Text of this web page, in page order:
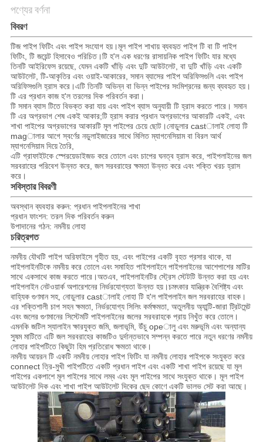
পণ্যের বর্ণনা
বিবরণ
টিজ পাইপ ফিটিং এবং পাইপ সংযোগ হয়।মূল পাইপ শাখায় ব্যবহৃত পাইপ টি বা টি পাইপ
ফিটিং, টি জয়েন্ট হিসাবেও পরিচিত।টি হ'ল এক ধরণের রাসায়নিক পাইপ ফিটিং যার মধ্যে
তিনটি আইরিফেস রয়েছে, যেমন একটি খাঁড়ি এবং দুটি আউটলেট, বা দুটি খাঁড়ি এবং একটি
আউটলেট, টি-আকৃতির এবং ওয়াই-আকারের, সমান ব্যাসের পাইপ অরিফিসগুলি এবং পাইপ
অরিফিসগুলি হ্রাস করে।এটি তিনটি অভিন্ন বা ভিন্ন পাইপের সংমিশ্রনের জন্য ব্যবহৃত হয়।
টি এর প্রধান কাজ হ'ল তরলের দিক পরিবর্তন করা।
টি সমান ব্যাস টিতে বিভক্ত করা যায় এবং পাইপ ব্যাস অনুযায়ী টি হ্রাস করতে পারে। সমান
টি এর অগ্রভাগ শেষ একই আকার;টি হ্রাস করার প্রধান অগ্রভাগের আকারটি একই, এবং
শাখা পাইপের অগ্রভাগের আকারটি মূল পাইপের চেয়ে ছোট।নোডুলার castালাই লোহা টি
magালার আগে স্বর্ণের নডুলাইজারের সাথে মিলিত ম্যাগনেসিয়াম বা বিরল আর্থ
ম্যাগনেসিয়াম দিয়ে তৈরি,
এটি গ্রাফাইটকে স্পেরয়েডাইজড করে তোলে এবং চাপের ঘনত্ব হ্রাস করে, পাইপলাইনের জল
সরবরাহের পরিবেশ উন্নত করে, জল সরবরাহের ক্ষমতা উন্নত করে এবং শক্তি খরচ হ্রাস
করে।
সবিস্তার বিবরণী
অবস্থান ব্যবহার করুন: প্রধান পাইপলাইনের শাখা
প্রধান ফাংশন: তরল দিক পরিবর্তন করুন
উপাদানের গঠন: নমনীয় লোহা
চরিত্রগত
নমনীয় যৌথটি পাইপ অরিফাইসে গৃহীত হয়, এবং পাইপের একটি বৃহত প্রসার থাকে, যা
পাইপলাইনটিকে নমনীয় করে তোলে এবং সমাহিত পাইপলাইনে পাইপলাইনের আশেপাশের মাটির
সাথে একসাথে কাজ করতে পারে।অতএব, পাইপলাইনটির স্ট্রেস স্টেটটি উন্নত করা হয় এবং
পাইপলাইন নেটওয়ার্ক অপারেশনের নির্ভরযোগ্যতা উন্নত হয়।চমৎকার যান্ত্রিক বৈশিষ্ট্য এবং
বাহ্যিক গুণমান সহ, নোডুলার castালাই লোহা টি হ'ল পাইপলাইন জল সরবরাহের বাহক।
এর শক্তিশালী চাপ সহন ক্ষমতা, নির্ভরযোগ্য সিলিং কর্মক্ষমতা, অতুলনীয় অ্যান্টি-জারা ট্রিটমেন্ট
এবং জলের গুণমানের সিস্টেমটি পাইপলাইনের জলের সরবরাহকে প্রায় নিখুঁত করে তোলে।
এমনকি জটিল স্যালাইন ক্ষারযুক্ত জমি, জলাভূমি, উঁচু opeালু এবং মরুভূমি এবং অন্যান্য
সুষম মাটিতে এটি জল সরবরাহের কাজটিও দুর্দান্তভাবে সম্পন্ন করতে পারে নতুন ধরণের নমনীয়
লোহার পাইপটিতে কিছুটা হিম প্রতিরোধ ক্ষমতা থাকে।
নমনীয় আয়রন টি একটি নমনীয় লোহার পাইপ ফিটিং যা নমনীয় লোহার পাইপকে সংযুক্ত করে
connect ত্রি-মুখী পাইপটিতে একটি প্রধান পাইপ এবং একটি শাখা পাইপ রয়েছে যা মূল
পাইপের একপাশে মূল পাইপের সাথে লম্ব এবং মূল পাইপের সাথে সংযুক্ত থাকে। মূল পাইপ
আউটলেট দিক এবং শাখা পাইপ আউটলেট দিকের ছেদ কোণে একটি ভালভ সেট করা আছে।